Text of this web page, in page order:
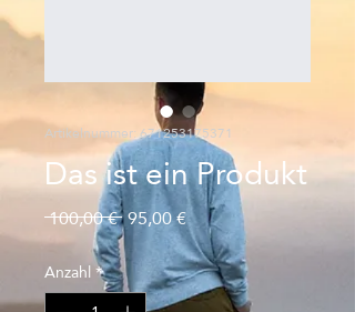
Artikelnummer: 671253175371
Das ist ein Produkt
100,00 € Standardpreis
95,00 €Sale-
Preis
Anzahl*